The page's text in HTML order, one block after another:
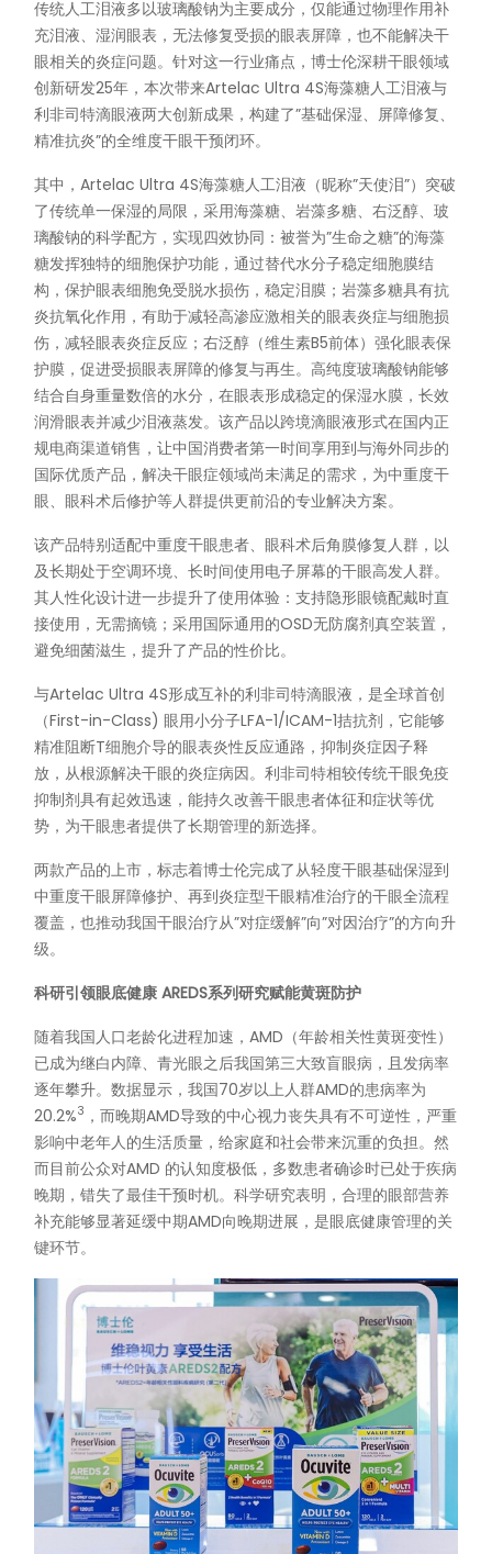
传统人工泪液多以玻璃酸钠为主要成分，仅能通过物理作用补
充泪液、湿润眼表，无法修复受损的眼表屏障，也不能解决干
眼相关的炎症问题。针对这一行业痛点，博士伦深耕干眼领域
创新研发25年，本次带来Artelac Ultra 4S海藻糖人工泪液与
利非司特滴眼液两大创新成果，构建了”基础保湿、屏障修复、
精准抗炎”的全维度干眼干预闭环。
其中，Artelac Ultra 4S海藻糖人工泪液（昵称”天使泪”）突破
了传统单一保湿的局限，采用海藻糖、岩藻多糖、右泛醇、玻
璃酸钠的科学配方，实现四效协同：被誉为”生命之糖”的海藻
糖发挥独特的细胞保护功能，通过替代水分子稳定细胞膜结
构，保护眼表细胞免受脱水损伤，稳定泪膜；岩藻多糖具有抗
炎抗氧化作用，有助于减轻高渗应激相关的眼表炎症与细胞损
伤，减轻眼表炎症反应；右泛醇（维生素B5前体）强化眼表保
护膜，促进受损眼表屏障的修复与再生。高纯度玻璃酸钠能够
结合自身重量数倍的水分，在眼表形成稳定的保湿水膜，长效
润滑眼表并减少泪液蒸发。该产品以跨境滴眼液形式在国内正
规电商渠道销售，让中国消费者第一时间享用到与海外同步的
国际优质产品，解决干眼症领域尚未满足的需求，为中重度干
眼、眼科术后修护等人群提供更前沿的专业解决方案。
该产品特别适配中重度干眼患者、眼科术后角膜修复人群，以
及长期处于空调环境、长时间使用电子屏幕的干眼高发人群。
其人性化设计进一步提升了使用体验：支持隐形眼镜配戴时直
接使用，无需摘镜；采用国际通用的OSD无防腐剂真空装置，
避免细菌滋生，提升了产品的性价比。
与Artelac Ultra 4S形成互补的利非司特滴眼液，是全球首创
（First-in-Class) 眼用小分子LFA-1/ICAM-1拮抗剂，它能够
精准阻断T细胞介导的眼表炎性反应通路，抑制炎症因子释
放，从根源解决干眼的炎症病因。利非司特相较传统干眼免疫
抑制剂具有起效迅速，能持久改善干眼患者体征和症状等优
势，为干眼患者提供了长期管理的新选择。
两款产品的上市，标志着博士伦完成了从轻度干眼基础保湿到
中重度干眼屏障修护、再到炎症型干眼精准治疗的干眼全流程
覆盖，也推动我国干眼治疗从”对症缓解”向”对因治疗”的方向升
级。
科研引领眼底健康 AREDS系列研究赋能黄斑防护
随着我国人口老龄化进程加速，AMD（年龄相关性黄斑变性）
已成为继白内障、青光眼之后我国第三大致盲眼病，且发病率
逐年攀升。数据显示，我国70岁以上人群AMD的患病率为
20.2%3 ，而晚期AMD导致的中心视力丧失具有不可逆性，严重
影响中老年人的生活质量，给家庭和社会带来沉重的负担。然
而目前公众对AMD 的认知度极低，多数患者确诊时已处于疾病
晚期，错失了最佳干预时机。科学研究表明，合理的眼部营养
补充能够显著延缓中期AMD向晚期进展，是眼底健康管理的关
键环节。